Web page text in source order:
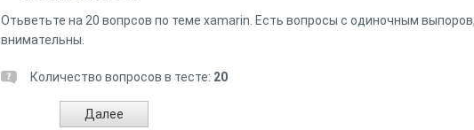
Отьветьте на 20 вопрсов по теме xamarin. Есть вопросы с одиночным
внимательны.
Количество вопросов в тесте: 20